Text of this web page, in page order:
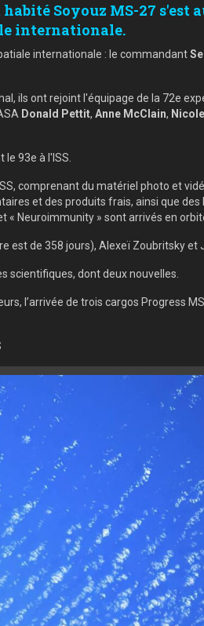
Soyouz MS-27 s'est
internationale.
internationale : le commandant
ils ont rejoint l'équipage de la 72e
Donald Pettit, Anne McClain,
93e à l'ISS.
comprenant du matériel photo et
et des produits frais, ainsi que des
« Neuroimmunity » sont arrivés en
est de 358 jours), Alexeï Zoubritsky et
scientifiques, dont deux nouvelles.
l’arrivée de trois cargos Progress